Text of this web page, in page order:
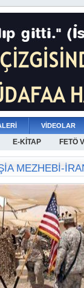
VİDEOLAR
E-KİTAP FETÖ
MEZHEBİ-